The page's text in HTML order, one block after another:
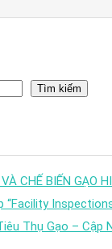
Tìm kiếm
CHẾ BIẾN GẠO
“Facility
Thụ Gạo – Cập